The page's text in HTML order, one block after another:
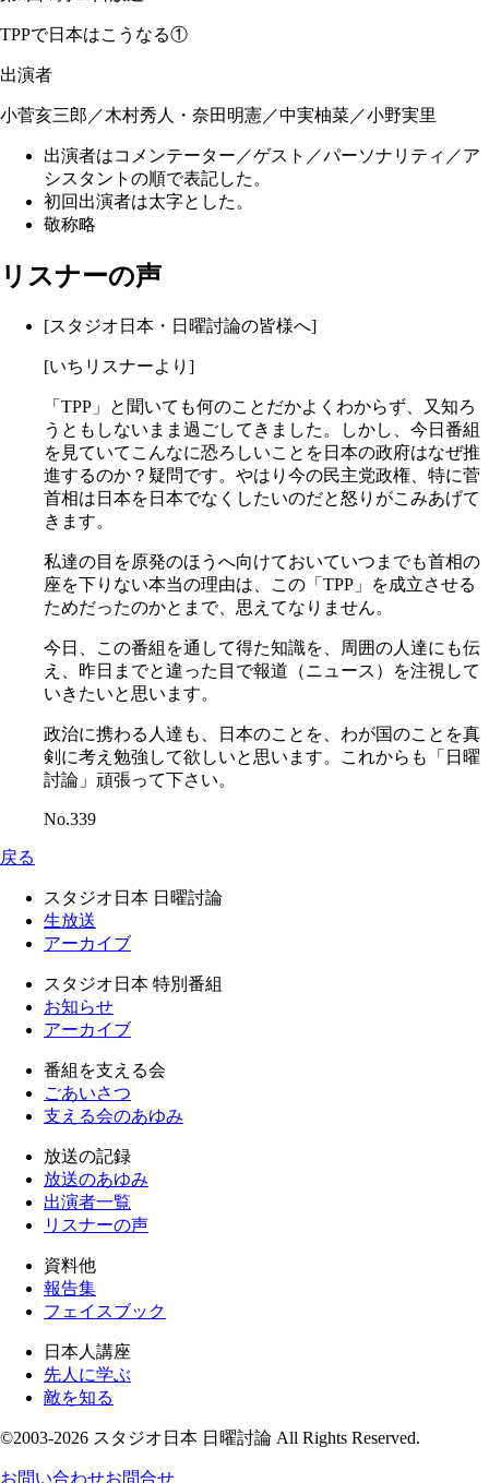
TPPで日本はこうなる①
出演者
小菅亥三郎／木村秀人・奈田明憲／中実柚菜／小野実里
出演者はコメンテーター／ゲスト／パーソナリティ／ア
シスタントの順で表記した。
初回出演者は太字とした。
敬称略
リスナーの声
[スタジオ日本・日曜討論の皆様へ]
[いちリスナーより]
「TPP」と聞いても何のことだかよくわからず、又知ろ
うともしないまま過ごしてきました。しかし、今日番組
を見ていてこんなに恐ろしいことを日本の政府はなぜ推
進するのか？疑問です。やはり今の民主党政権、特に菅
首相は日本を日本でなくしたいのだと怒りがこみあげて
きます。
私達の目を原発のほうへ向けておいていつまでも首相の
座を下りない本当の理由は、この「TPP」を成立させる
ためだったのかとまで、思えてなりません。
今日、この番組を通して得た知識を、周囲の人達にも伝
え、昨日までと違った目で報道（ニュース）を注視して
いきたいと思います。
政治に携わる人達も、日本のことを、わが国のことを真
剣に考え勉強して欲しいと思います。これからも「日曜
討論」頑張って下さい。
No.339
戻る
スタジオ日本 日曜討論
生放送
アーカイブ
スタジオ日本 特別番組
お知らせ
アーカイブ
番組を支える会
ごあいさつ
支える会のあゆみ
放送の記録
放送のあゆみ
出演者一覧
リスナーの声
資料他
報告集
フェイスブック
日本人講座
先人に学ぶ
敵を知る
©2003-2026 スタジオ日本 日曜討論 All Rights Reserved.
お問い合わせお問合せ